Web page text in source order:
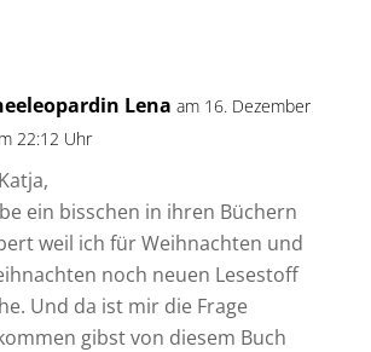
Lena am 16. Dezember
22:12 Uhr
ein bisschen in ihren Büchern
weil ich für Weihnachten und
noch neuen Lesestoff
Und da ist mir die Frage
gibst von diesem Buch